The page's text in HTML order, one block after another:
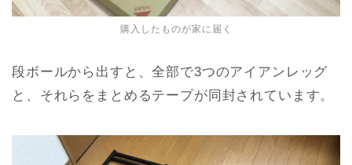
購入したものが家に届く
段ボールから出すと、全部で3つのアイアンレッグ
と、それらをまとめるテープが同封されています。